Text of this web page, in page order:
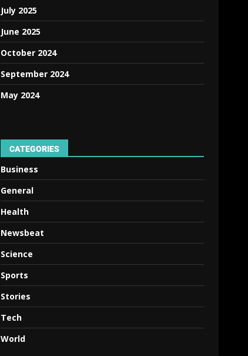
July 2025
June 2025
October 2024
September 2024
May 2024
CATEGORIES
Business
General
Health
Newsbeat
Science
Sports
Stories
Tech
World